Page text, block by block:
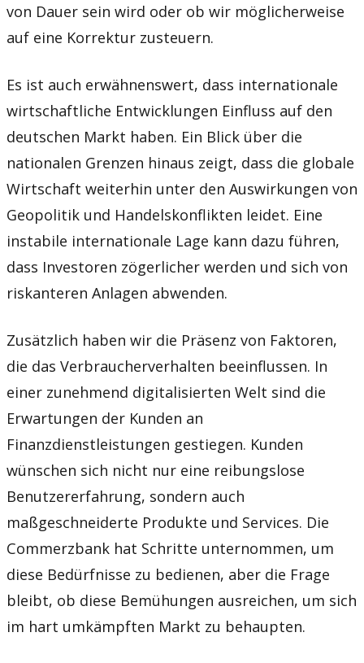
von Dauer sein wird oder ob wir möglicherweise
auf eine Korrektur zusteuern.
Es ist auch erwähnenswert, dass internationale
wirtschaftliche Entwicklungen Einfluss auf den
deutschen Markt haben. Ein Blick über die
nationalen Grenzen hinaus zeigt, dass die globale
Wirtschaft weiterhin unter den Auswirkungen von
Geopolitik und Handelskonflikten leidet. Eine
instabile internationale Lage kann dazu führen,
dass Investoren zögerlicher werden und sich von
riskanteren Anlagen abwenden.
Zusätzlich haben wir die Präsenz von Faktoren,
die das Verbraucherverhalten beeinflussen. In
einer zunehmend digitalisierten Welt sind die
Erwartungen der Kunden an
Finanzdienstleistungen gestiegen. Kunden
wünschen sich nicht nur eine reibungslose
Benutzererfahrung, sondern auch
maßgeschneiderte Produkte und Services. Die
Commerzbank hat Schritte unternommen, um
diese Bedürfnisse zu bedienen, aber die Frage
bleibt, ob diese Bemühungen ausreichen, um sich
im hart umkämpften Markt zu behaupten.